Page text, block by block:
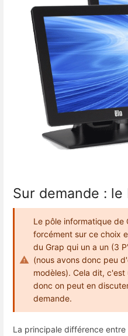
Sur demande :
Le pôle informatique de
forcément sur ce choix
du Grap qui un a un (3
(nous avons donc peu
modèles). Cela dit,
donc on peut en
demande.
La principale différence